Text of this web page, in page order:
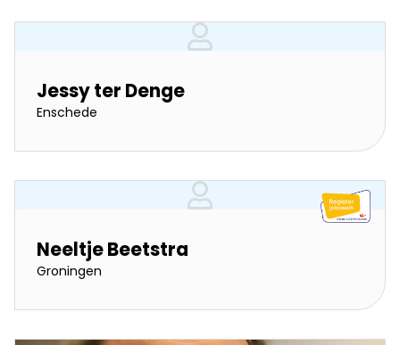
Jessy ter Denge
Enschede
Neeltje Beetstra
Groningen